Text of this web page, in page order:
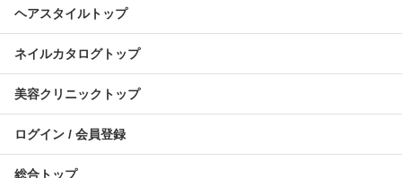
ヘアスタイルトップ
ネイルカタログトップ
美容クリニックトップ
ログイン / 会員登録
総合トップ